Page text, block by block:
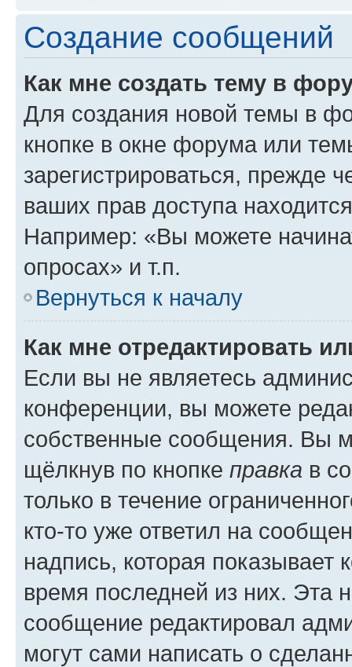
Создание сообщений
Как мне создать тему в
Для создания новой темы в
кнопке в окне форума или
зарегистрироваться, прежде
ваших прав доступа
Например: «Вы можете
опросах» и т.п.
Вернуться к началу
Как мне отредактировать
Если вы не являетесь
конференции, вы можете
собственные сообщения. Вы
щёлкнув по кнопке правка в
только в течение
кто-то уже ответил на
надпись, которая показывает
время последней из них. Эта
сообщение редактировал
могут сами написать о